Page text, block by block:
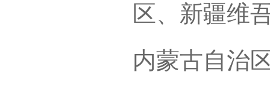
区、新疆维
内蒙古自治